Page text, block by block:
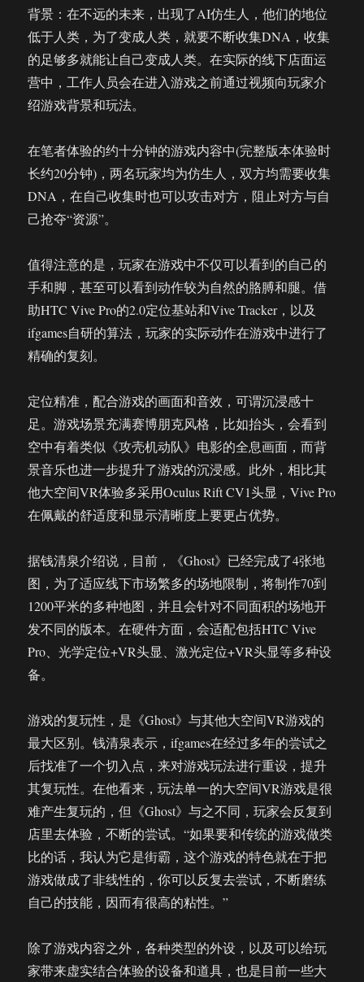
背景：在不远的未来，出现了AI仿生人，他们的地位
低于人类，为了变成人类，就要不断收集DNA，收集
的足够多就能让自己变成人类。在实际的线下店面运
营中，工作人员会在进入游戏之前通过视频向玩家介
绍游戏背景和玩法。
在笔者体验的约十分钟的游戏内容中(完整版本体验时
长约20分钟)，两名玩家均为仿生人，双方均需要收集
DNA，在自己收集时也可以攻击对方，阻止对方与自
己抢夺“资源”。
值得注意的是，玩家在游戏中不仅可以看到的自己的
手和脚，甚至可以看到动作较为自然的胳膊和腿。借
助HTC Vive Pro的2.0定位基站和Vive Tracker，以及
ifgames自研的算法，玩家的实际动作在游戏中进行了
精确的复刻。
定位精准，配合游戏的画面和音效，可谓沉浸感十
足。游戏场景充满赛博朋克风格，比如抬头，会看到
空中有着类似《攻壳机动队》电影的全息画面，而背
景音乐也进一步提升了游戏的沉浸感。此外，相比其
他大空间VR体验多采用Oculus Rift CV1头显，Vive Pro
在佩戴的舒适度和显示清晰度上要更占优势。
据钱清泉介绍说，目前，《Ghost》已经完成了4张地
图，为了适应线下市场繁多的场地限制，将制作70到
1200平米的多种地图，并且会针对不同面积的场地开
发不同的版本。在硬件方面，会适配包括HTC Vive
Pro、光学定位+VR头显、激光定位+VR头显等多种设
备。
游戏的复玩性，是《Ghost》与其他大空间VR游戏的
最大区别。钱清泉表示，ifgames在经过多年的尝试之
后找准了一个切入点，来对游戏玩法进行重设，提升
其复玩性。在他看来，玩法单一的大空间VR游戏是很
难产生复玩的，但《Ghost》与之不同，玩家会反复到
店里去体验，不断的尝试。“如果要和传统的游戏做类
比的话，我认为它是街霸，这个游戏的特色就在于把
游戏做成了非线性的，你可以反复去尝试，不断磨练
自己的技能，因而有很高的粘性。”
除了游戏内容之外，各种类型的外设，以及可以给玩
家带来虚实结合体验的设备和道具，也是目前一些大